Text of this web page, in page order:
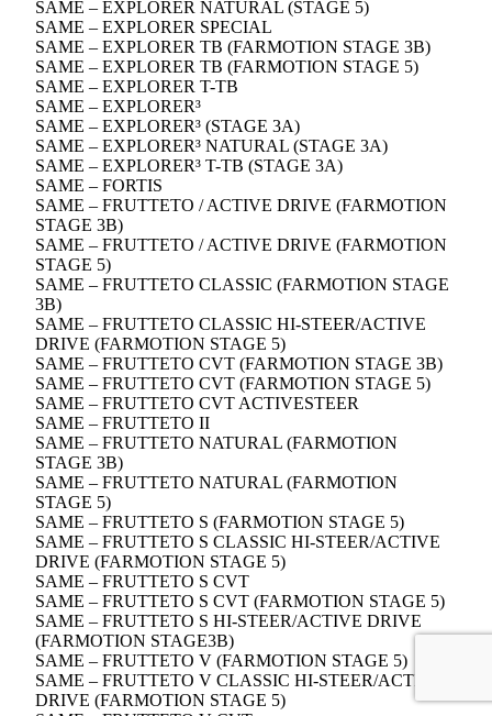
SAME – EXPLORER NATURAL (STAGE 5)
SAME – EXPLORER SPECIAL
SAME – EXPLORER TB (FARMOTION STAGE 3B)
SAME – EXPLORER TB (FARMOTION STAGE 5)
SAME – EXPLORER T-TB
SAME – EXPLORER³
SAME – EXPLORER³ (STAGE 3A)
SAME – EXPLORER³ NATURAL (STAGE 3A)
SAME – EXPLORER³ T-TB (STAGE 3A)
SAME – FORTIS
SAME – FRUTTETO / ACTIVE DRIVE (FARMOTION
STAGE 3B)
SAME – FRUTTETO / ACTIVE DRIVE (FARMOTION
STAGE 5)
SAME – FRUTTETO CLASSIC (FARMOTION STAGE
3B)
SAME – FRUTTETO CLASSIC HI-STEER/ACTIVE
DRIVE (FARMOTION STAGE 5)
SAME – FRUTTETO CVT (FARMOTION STAGE 3B)
SAME – FRUTTETO CVT (FARMOTION STAGE 5)
SAME – FRUTTETO CVT ACTIVESTEER
SAME – FRUTTETO II
SAME – FRUTTETO NATURAL (FARMOTION
STAGE 3B)
SAME – FRUTTETO NATURAL (FARMOTION
STAGE 5)
SAME – FRUTTETO S (FARMOTION STAGE 5)
SAME – FRUTTETO S CLASSIC HI-STEER/ACTIVE
DRIVE (FARMOTION STAGE 5)
SAME – FRUTTETO S CVT
SAME – FRUTTETO S CVT (FARMOTION STAGE 5)
SAME – FRUTTETO S HI-STEER/ACTIVE DRIVE
(FARMOTION STAGE3B)
SAME – FRUTTETO V (FARMOTION STAGE 5)
SAME – FRUTTETO V CLASSIC HI-STEER/ACTIVE
DRIVE (FARMOTION STAGE 5)